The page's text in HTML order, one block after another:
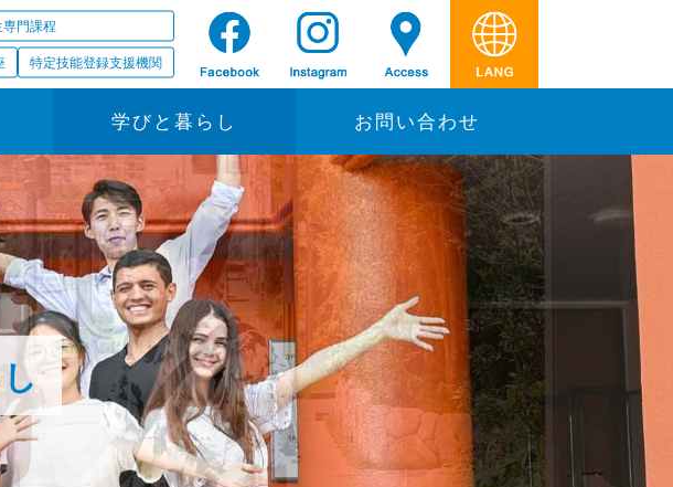
門課程
特定技能登録支援機関
学びと暮らし お問い合わせ